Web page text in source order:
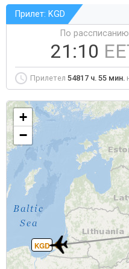
Прилет: KGD
По рассписанию
21:10
Прилетел 54817 ч. 55 мин.
KGD
+
−